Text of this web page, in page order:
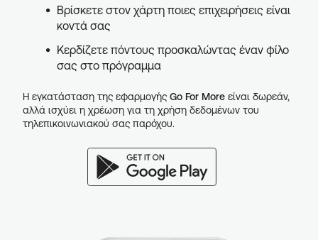
Βρίσκετε στον χάρτη ποιες επιχειρήσεις είναι
κοντά σας
Κερδίζετε πόντους προσκαλώντας έναν φίλο
σας στο πρόγραμμα
Η εγκατάσταση της εφαρμογής Go For More είναι δωρεάν,
αλλά ισχύει η χρέωση για τη χρήση δεδομένων του
τηλεπικοινωνιακού σας παρόχου.